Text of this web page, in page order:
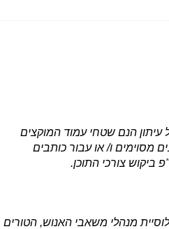
עיתון הנם שטחי עמוד המוקצים
מסוימים ו/ או עבור כותבים
ביקוש צורכי התוכן.
מנהלי משאבי האנוש, הטורים